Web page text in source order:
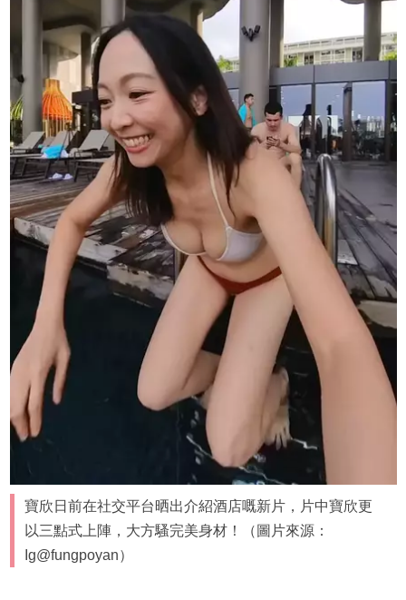
寶欣日前在社交平台晒出介紹酒店嘅新片，片中寶欣更
以三點式上陣，大方騷完美身材！（圖片來源：
Ig@fungpoyan）